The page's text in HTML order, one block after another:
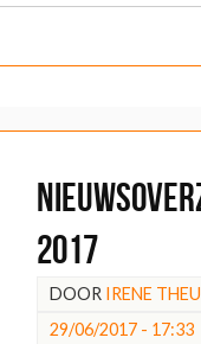
2017
DOOR IRENE
29/06/2017 - 17:33